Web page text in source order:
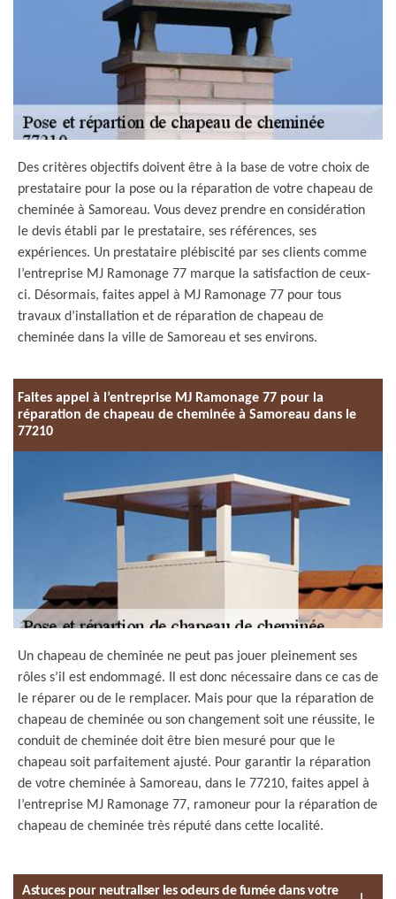
Des critères objectifs doivent être à la base de votre choix de
prestataire pour la pose ou la réparation de votre chapeau de
cheminée à Samoreau. Vous devez prendre en considération
le devis établi par le prestataire, ses références, ses
expériences. Un prestataire plébiscité par ses clients comme
l’entreprise MJ Ramonage 77 marque la satisfaction de ceux-
ci. Désormais, faites appel à MJ Ramonage 77 pour tous
travaux d’installation et de réparation de chapeau de
cheminée dans la ville de Samoreau et ses environs.
Faites appel à l’entreprise MJ Ramonage 77 pour la
réparation de chapeau de cheminée à Samoreau dans le
77210
Un chapeau de cheminée ne peut pas jouer pleinement ses
rôles s’il est endommagé. Il est donc nécessaire dans ce cas de
le réparer ou de le remplacer. Mais pour que la réparation de
chapeau de cheminée ou son changement soit une réussite, le
conduit de cheminée doit être bien mesuré pour que le
chapeau soit parfaitement ajusté. Pour garantir la réparation
de votre cheminée à Samoreau, dans le 77210, faites appel à
l’entreprise MJ Ramonage 77, ramoneur pour la réparation de
chapeau de cheminée très réputé dans cette localité.
Astuces pour neutraliser les odeurs de fumée dans votre